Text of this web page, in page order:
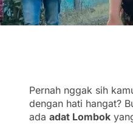
Pernah nggak sih
dengan hati hangat?
ada adat Lombok